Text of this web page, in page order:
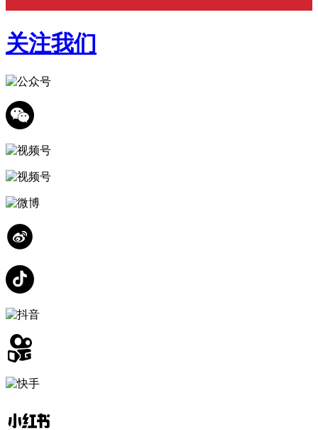
关注我们